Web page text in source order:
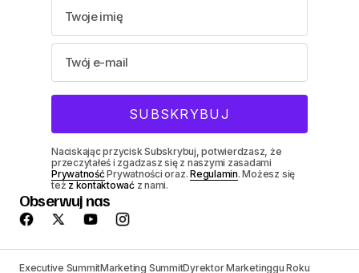
Naciskając przycisk Subskrybuj, potwierdzasz, że
przeczytałeś i zgadzasz się z naszymi zasadami
PrywatnośćPrywatności oraz.Regulamin. Możesz się
też z kontaktowaćz nami.
Obserwuj nas
Executive SummitMarketing SummitDyrektor Marketinggu Roku